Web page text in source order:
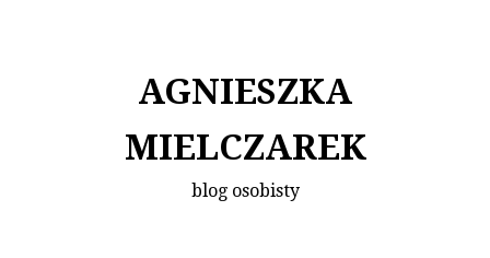
AGNIESZKA
MIELCZAREK
blog osobisty